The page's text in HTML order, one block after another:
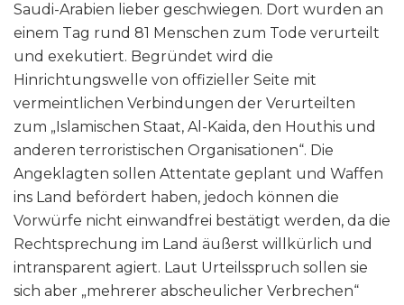
Saudi-Arabien lieber geschwiegen. Dort wurden an
einem Tag rund 81 Menschen zum Tode verurteilt
und exekutiert. Begründet wird die
Hinrichtungswelle von offizieller Seite mit
vermeintlichen Verbindungen der Verurteilten
zum „Islamischen Staat, Al-Kaida, den Houthis und
anderen terroristischen Organisationen“. Die
Angeklagten sollen Attentate geplant und Waffen
ins Land befördert haben, jedoch können die
Vorwürfe nicht einwandfrei bestätigt werden, da die
Rechtsprechung im Land äußerst willkürlich und
intransparent agiert. Laut Urteilsspruch sollen sie
sich aber „mehrerer abscheulicher Verbrechen“